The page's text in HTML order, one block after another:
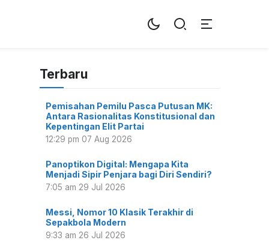
Terbaru
Pemisahan Pemilu Pasca Putusan MK:
Antara Rasionalitas Konstitusional dan
Kepentingan Elit Partai
12:29 pm 07 Aug 2026
Panoptikon Digital: Mengapa Kita
Menjadi Sipir Penjara bagi Diri Sendiri?
7:05 am 29 Jul 2026
Messi, Nomor 10 Klasik Terakhir di
Sepakbola Modern
9:33 am 26 Jul 2026